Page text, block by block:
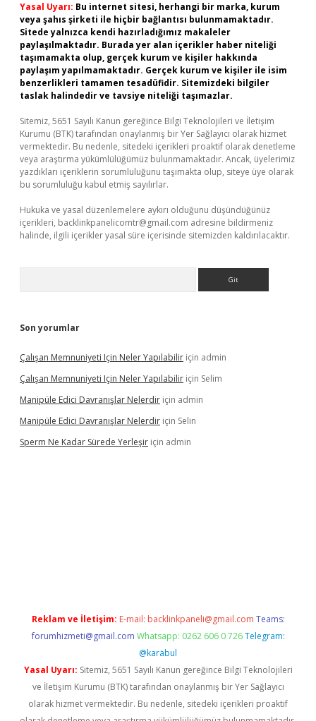
Yasal Uyarı: Bu internet sitesi, herhangi bir marka, kurum
veya şahıs şirketi ile hiçbir bağlantısı bulunmamaktadır.
Sitede yalnızca kendi hazırladığımız makaleler
paylaşılmaktadır. Burada yer alan içerikler haber niteliği
taşımamakta olup, gerçek kurum ve kişiler hakkında
paylaşım yapılmamaktadır. Gerçek kurum ve kişiler ile isim
benzerlikleri tamamen tesadüfidir. Sitemizdeki bilgiler
taslak halindedir ve tavsiye niteliği taşımazlar.
Sitemiz, 5651 Sayılı Kanun gereğince Bilgi Teknolojileri ve İletişim
Kurumu (BTK) tarafından onaylanmış bir Yer Sağlayıcı olarak hizmet
vermektedir. Bu nedenle, sitedeki içerikleri proaktif olarak denetleme
veya araştırma yükümlülüğümüz bulunmamaktadır. Ancak, üyelerimiz
yazdıkları içeriklerin sorumluluğunu taşımakta olup, siteye üye olarak
bu sorumluluğu kabul etmiş sayılırlar.
Hukuka ve yasal düzenlemelere aykırı olduğunu düşündüğünüz
içerikleri, backlinkpanelicomtr@gmail.com adresine bildirmeniz
halinde, ilgili içerikler yasal süre içerisinde sitemizden kaldırılacaktır.
Son yorumlar
Çalışan Memnuniyeti Için Neler Yapılabilir için admin
Çalışan Memnuniyeti Için Neler Yapılabilir için Selim
Manipüle Edici Davranışlar Nelerdir için admin
Manipüle Edici Davranışlar Nelerdir için Selin
Sperm Ne Kadar Sürede Yerleşir için admin
Reklam ve İletişim: E-mail: backlinkpaneli@gmail.com Teams:
forumhizmeti@gmail.com Whatsapp: 0262 606 0 726 Telegram:
@karabul
Yasal Uyarı: Sitemiz, 5651 Sayılı Kanun gereğince Bilgi Teknolojileri
ve İletişim Kurumu (BTK) tarafından onaylanmış bir Yer Sağlayıcı
olarak hizmet vermektedir. Bu nedenle, sitedeki içerikleri proaktif